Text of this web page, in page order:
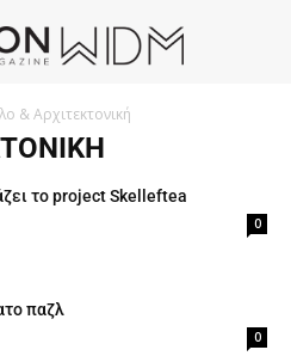
& Αρχιτεκτονική
το project Skelleftea
0
παζλ
0